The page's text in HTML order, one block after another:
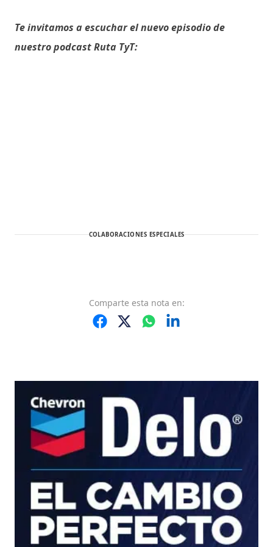
Te invitamos a escuchar el nuevo episodio de
nuestro podcast Ruta TyT:
COLABORACIONES ESPECIALES
Comparte esta nota en: